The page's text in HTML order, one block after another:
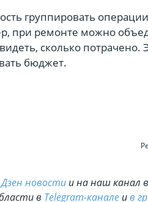
группировать
при ремонте можно
сколько потрачено.
бюджет.
Дзен новости и на наш канал
в Telegram-канале ив